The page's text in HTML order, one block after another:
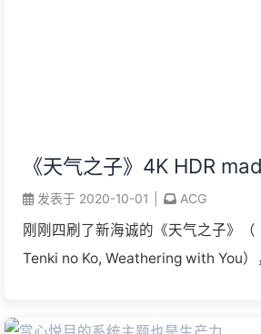
《天气之子》4K HDR
发表于 2020-10-01 ACG
刚刚四刷了新海诚的《天气之子》（
Tenki no Ko, Weathering with You）